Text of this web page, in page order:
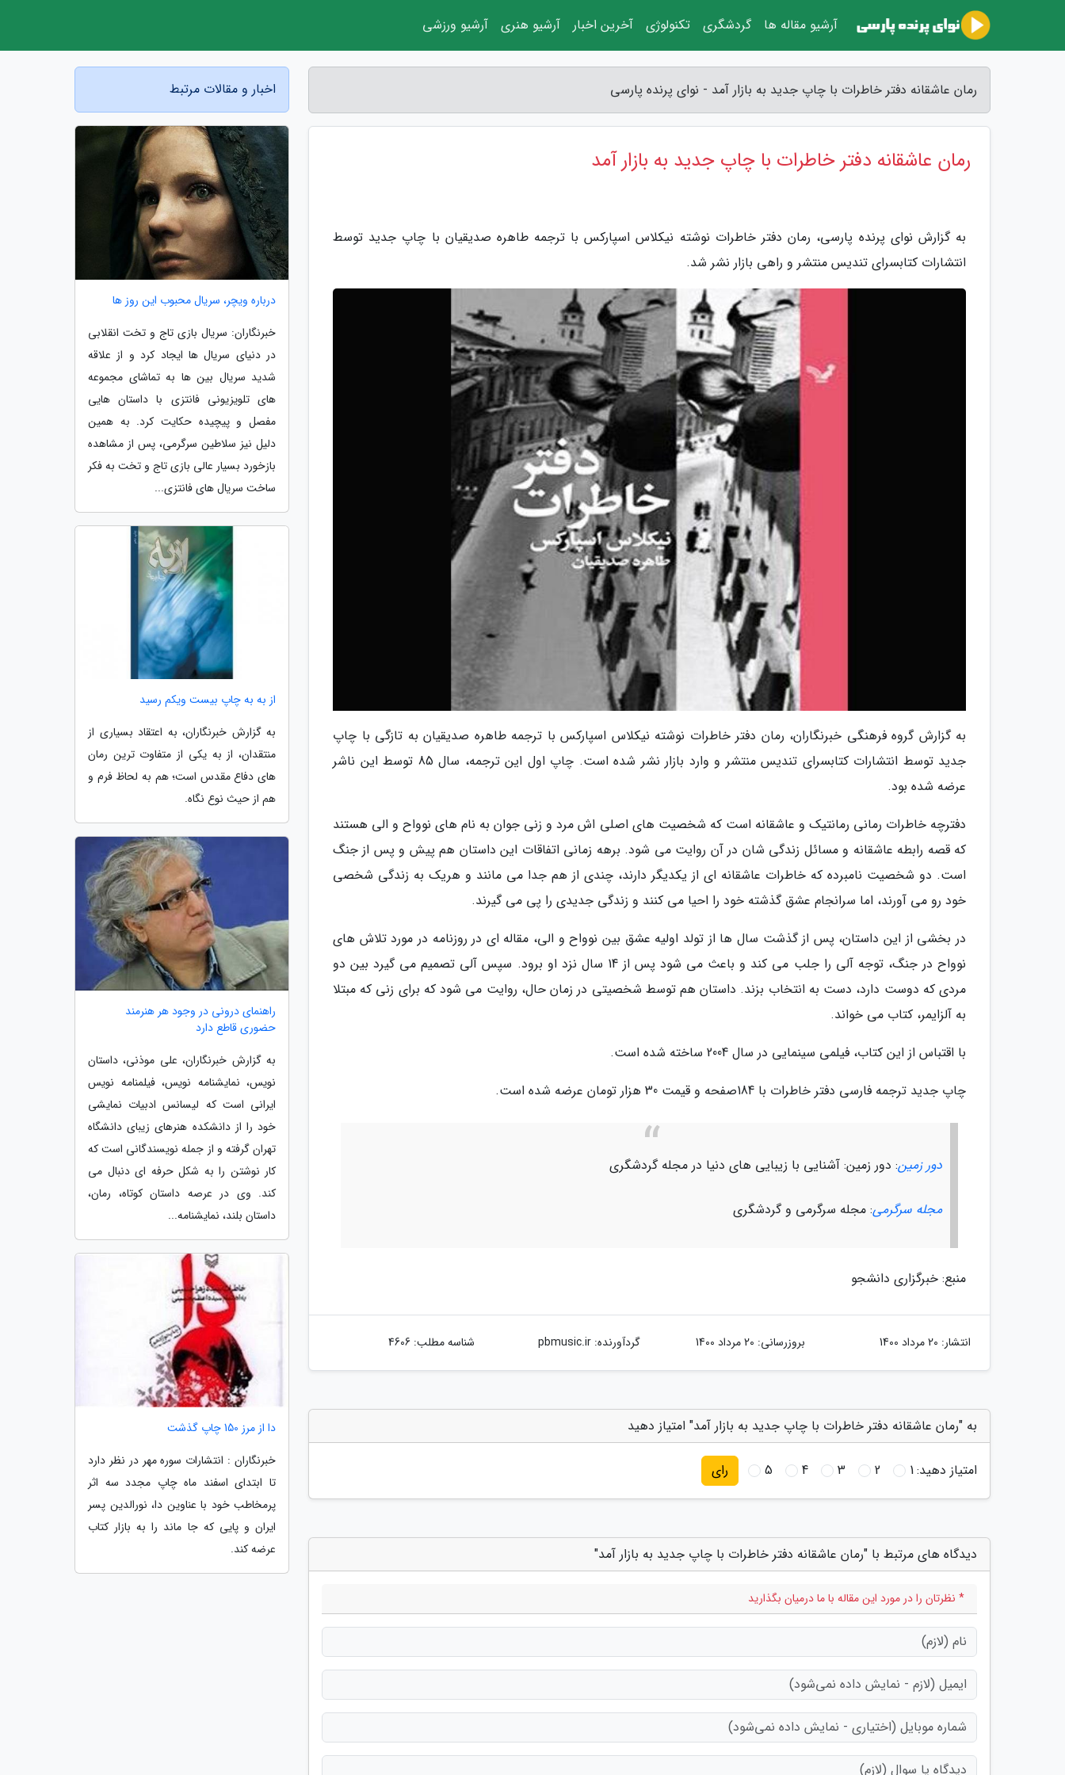
رمان عاشقانه دفتر خاطرات با چاپ جدید به بازار آمد - نوای پرنده پارسی
رمان عاشقانه دفتر خاطرات با چاپ جدید به بازار آمد
به گزارش نوای پرنده پارسی، رمان دفتر خاطرات نوشته نیکلاس اسپارکس با ترجمه طاهره صدیقیان با چاپ جدید توسط
انتشارات کتابسرای تندیس منتشر و راهی بازار نشر شد.
به گزارش گروه فرهنگی خبرنگاران، رمان دفتر خاطرات نوشته نیکلاس اسپارکس با ترجمه طاهره صدیقیان به تازگی با چاپ
جدید توسط انتشارات کتابسرای تندیس منتشر و وارد بازار نشر شده است. چاپ اول این ترجمه، سال 85 توسط این ناشر
عرضه شده بود.
دفترچه خاطرات رمانی رمانتیک و عاشقانه است که شخصیت های اصلی اش مرد و زنی جوان به نام های نوواح و الی هستند
که قصه رابطه عاشقانه و مسائل زندگی شان در آن روایت می شود. برهه زمانی اتفاقات این داستان هم پیش و پس از جنگ
است. دو شخصیت نامبرده که خاطرات عاشقانه ای از یکدیگر دارند، چندی از هم جدا می مانند و هریک به زندگی شخصی
خود رو می آورند، اما سرانجام عشق گذشته خود را احیا می کنند و زندگی جدیدی را پی می گیرند.
در بخشی از این داستان، پس از گذشت سال ها از تولد اولیه عشق بین نوواح و الی، مقاله ای در روزنامه در مورد تلاش های
نوواح در جنگ، توجه آلی را جلب می کند و باعث می شود پس از 14 سال نزد او برود. سپس آلی تصمیم می گیرد بین دو
مردی که دوست دارد، دست به انتخاب بزند. داستان هم توسط شخصیتی در زمان حال، روایت می شود که برای زنی که مبتلا
به آلزایمر، کتاب می خواند.
با اقتباس از این کتاب، فیلمی سینمایی در سال 2004 ساخته شده است.
چاپ جدید ترجمه فارسی دفتر خاطرات با 184صفحه و قیمت 30 هزار تومان عرضه شده است.
دور زمین: دور زمین: آشنایی با زیبایی های دنیا در مجله گردشگری
مجله سرگرمی: مجله سرگرمی و گردشگری
منبع: خبرگزاری دانشجو
انتشار: 20 مرداد 1400 بروزرسانی: 20 مرداد 1400 گردآورنده:pbmusic.ir شناسه مطلب: 4606
به "رمان عاشقانه دفتر خاطرات با چاپ جدید به بازار آمد" امتیاز دهید
امتیاز دهید:1
2
3
4
5 رای
دیدگاه های مرتبط با "رمان عاشقانه دفتر خاطرات با چاپ جدید به بازار آمد"
* نظرتان را در مورد این مقاله با ما درمیان بگذارید
اخبار و مقالات مرتبط
درباره ویچر، سریال محبوب این روز ها
خبرنگاران: سریال بازی تاج و تخت انقلابی
در دنیای سریال ها ایجاد کرد و از علاقه
شدید سریال بین ها به تماشای مجموعه
های تلویزیونی فانتزی با داستان هایی
مفصل و پیچیده حکایت کرد. به همین
دلیل نیز سلاطین سرگرمی، پس از مشاهده
بازخورد بسیار عالی بازی تاج و تخت به فکر
ساخت سریال های فانتزی...
از به به چاپ بیست ویکم رسید
به گزارش خبرنگاران، به اعتقاد بسیاری از
منتقدان، از به یکی از متفاوت ترین رمان
های دفاع مقدس است؛ هم به لحاظ فرم و
هم از حیث نوع نگاه.
راهنمای درونی در وجود هر هنرمند
حضوری قاطع دارد
به گزارش خبرنگاران، علی موذنی، داستان
نویس، نمایشنامه نویس، فیلمنامه نویس
ایرانی است که لیسانس ادبیات نمایشی
خود را از دانشکده هنرهای زیبای دانشگاه
تهران گرفته و از جمله نویسندگانی است که
کار نوشتن را به شکل حرفه ای دنبال می
کند. وی در عرصه داستان کوتاه، رمان،
داستان بلند، نمایشنامه...
دا از مرز 150 چاپ گذشت
خبرنگاران : انتشارات سوره مهر در نظر دارد
تا ابتدای اسفند ماه چاپ مجدد سه اثر
پرمخاطب خود با عناوین دا، نورالدین پسر
ایران و پایی که جا ماند را به بازار کتاب
عرضه کند.
آرشیو مقاله ها گردشگری تکنولوژی آخرین اخبار آرشیو هنری آرشیو ورزشی